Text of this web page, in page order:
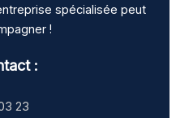
spécialisée peut
!
:
23